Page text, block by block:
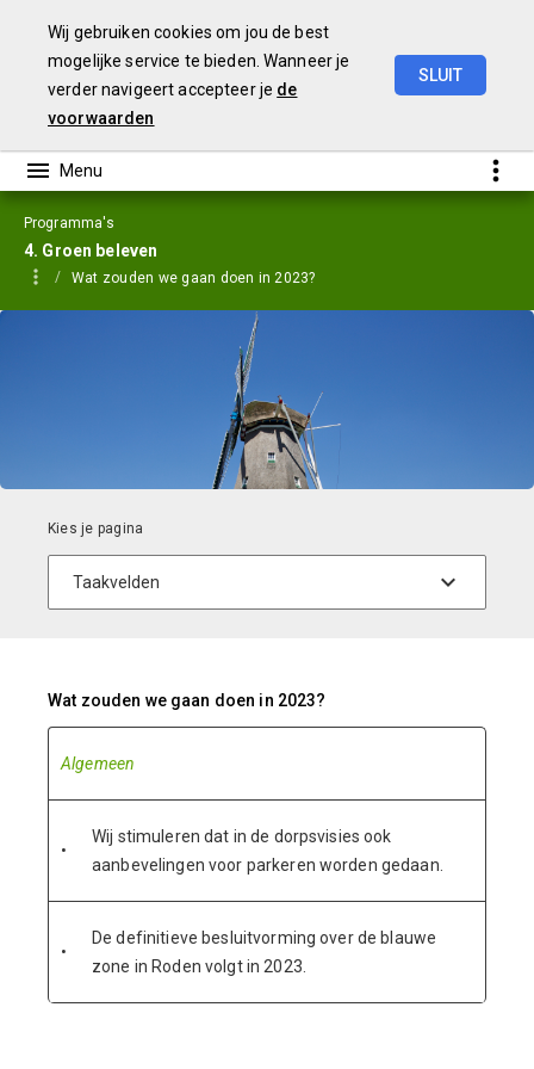
Wij gebruiken cookies om jou de best
mogelijke service te bieden. Wanneer je
verder navigeert accepteer je de
voorwaarden
SLUIT
Programma's
4. Groen beleven
Wat zouden we gaan doen in 2023?
Wat zouden we gaan doen in 2023?
Algemeen
•
Wij stimuleren dat in de dorpsvisies ook
aanbevelingen voor parkeren worden gedaan.
•
De definitieve besluitvorming over de blauwe
zone in Roden volgt in 2023.